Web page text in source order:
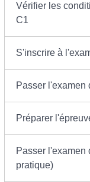
Vérifier les
C1
S'inscrire à
Passer l'examen
Préparer
Passer l'examen
pratique)